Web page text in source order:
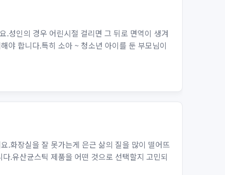
성인의 경우 어린시절 걸리면 그 뒤로 면역이 생겨
야 합니다.특히 소아 ~ 청소년 아이를 둔 부모님이
.화장실을 잘 못가는게 은근 삶의 질을 많이 떨어뜨
.유산균스틱 제품을 어떤 것으로 선택할지 고민되